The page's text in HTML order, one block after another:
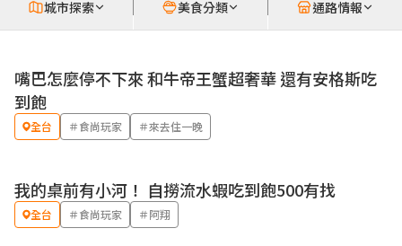
城市探索 美食分類 通路情報
嘴巴怎麼停不下來 和牛帝王蟹超奢華 還有安格斯吃
到飽
全台 ＃食尚玩家 ＃來去住一晚
我的桌前有小河！ 自撈流水蝦吃到飽500有找
全台 ＃食尚玩家 ＃阿翔